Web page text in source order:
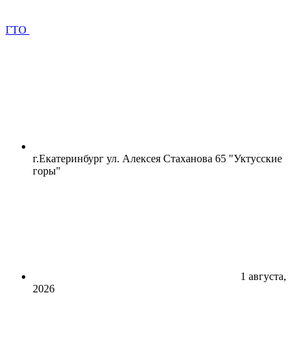
ГТО
г.Екатеринбург ул. Алексея Стаханова 65 "Уктусские
горы"
1 августа,
2026